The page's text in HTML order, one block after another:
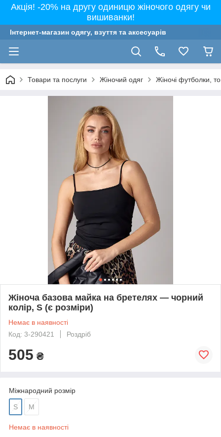
Акція! -20% на другу одиницю жіночого одягу чи
вишиванки!
Інтернет-магазин одягу, взуття та аксесуарів
Товари та послуги Жіночий одяг Жіночі футболки,
Жіноча базова майка на бретелях — чорний
колір, S (є розміри)
Немає в наявності
Код: 3-290421
Роздріб
505 ₴
Міжнародний розмір
S M
Немає в наявності